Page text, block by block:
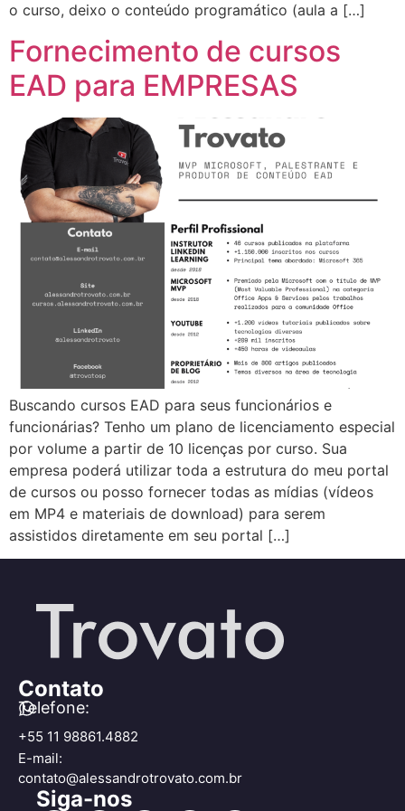
o curso, deixo o conteúdo programático (aula a […]
Fornecimento de cursos
EAD para EMPRESAS
Buscando cursos EAD para seus funcionários e
funcionárias? Tenho um plano de licenciamento especial
por volume a partir de 10 licenças por curso. Sua
empresa poderá utilizar toda a estrutura do meu portal
de cursos ou posso fornecer todas as mídias (vídeos
em MP4 e materiais de download) para serem
assistidos diretamente em seu portal […]
Contato
Telefone:
+55 11 98861.4882
E-mail:
contato@alessandrotrovato.com.br
Siga-nos